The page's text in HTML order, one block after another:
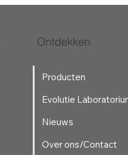
Ontdekken
Producten
Evolutie
Nieuws
Over ons/Contact